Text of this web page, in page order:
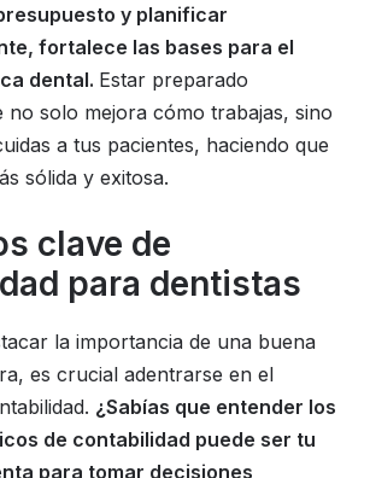
y planificar
fortalece las bases para el
dental. Estar preparado
no solo mejora cómo trabajas, sino
a tus pacientes, haciendo que
sólida y exitosa.
clave de
para dentistas
la importancia de una buena
es crucial adentrarse en el
¿Sabías que entender los
de contabilidad puede ser tu
para tomar decisiones